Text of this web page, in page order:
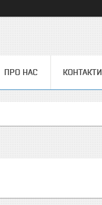
ПРО НАС КОНТАКТИ